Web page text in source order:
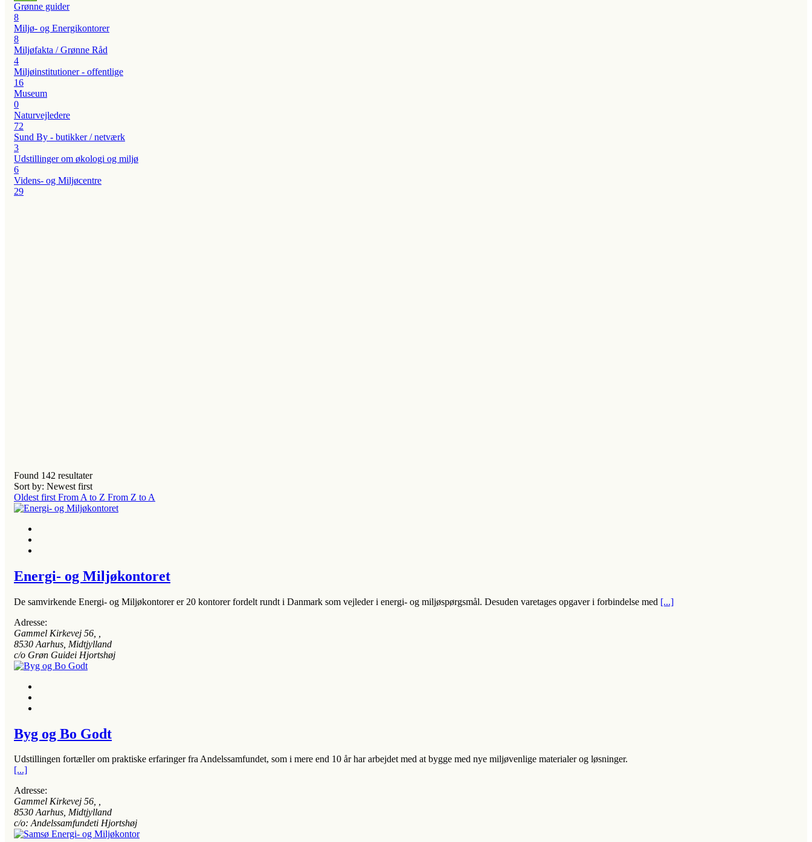
Grønne guider
8
Miljø- og Energikontorer
8
Miljøfakta / Grønne Råd
4
Miljøinstitutioner - offentlige
16
Museum
0
Naturvejledere
72
Sund By - butikker / netværk
3
Udstillinger om økologi og miljø
6
Videns- og Miljøcentre
29
Found 142 resultater
Sort by: Newest first
Oldest first From A to Z From Z to A
Energi- og Miljøkontoret
De samvirkende Energi- og Miljøkontorer er 20 kontorer fordelt rundt i Danmark som vejleder i energi- og miljøspørgsmål. Desuden varetages opgaver i forbindelse med [...]
Adresse:
Gammel Kirkevej 56
8530 Aarhus, Midtjylland
c/o Grøn Guidei Hjortshøj
Byg og Bo Godt
Udstillingen fortæller om praktiske erfaringer fra Andelssamfundet, som i mere end 10 år har arbejdet med at bygge med nye miljøvenlige materialer og løsninger.
[...]
Adresse:
Gammel Kirkevej 56, ,
8530 Aarhus, Midtjylland
c/o: Andelssamfundeti Hjortshøj